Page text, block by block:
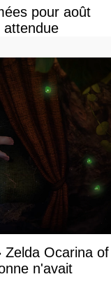
pour août
attendue
Zelda Ocarina of
n'avait